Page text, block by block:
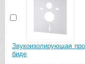
Звукоизолирующая
биде